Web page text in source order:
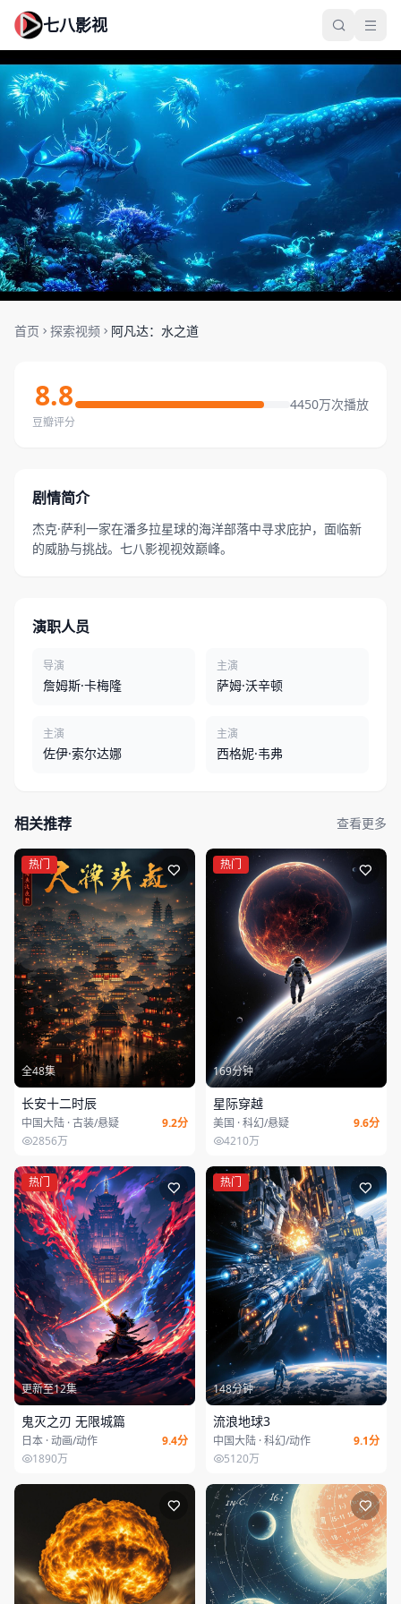
七八影视
阿凡达：水之道
首页 探索视频 阿凡达：水之道
8.8
豆瓣评分
4450万次播放
剧情简介
杰克·萨利一家在潘多拉星球的海洋部落中寻求庇护，面临新
的威胁与挑战。七八影视视效巅峰。
演职人员
导演
詹姆斯·卡梅隆
主演
萨姆·沃辛顿
主演
佐伊·索尔达娜
主演
西格妮·韦弗
相关推荐 查看更多
热门
全48集
长安十二时辰
中国大陆 · 古装/悬疑
9.2分
2856万
热门
169分钟
星际穿越
美国 · 科幻/悬疑
9.6分
4210万
热门
更新至12集
鬼灭之刃 无限城篇
日本 · 动画/动作
9.4分
1890万
热门
148分钟
流浪地球3
中国大陆 · 科幻/动作
9.1分
5120万